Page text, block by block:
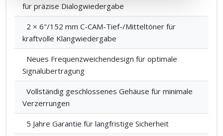
für präzise Dialogwiedergabe
2 × 6"/152 mm C-CAM-Tief-/Mitteltöner für
kraftvolle Klangwiedergabe
Neues Frequenzweichendesign für optimale
Signalübertragung
Vollständig geschlossenes Gehäuse für minimale
Verzerrungen
5 Jahre Garantie für langfristige Sicherheit